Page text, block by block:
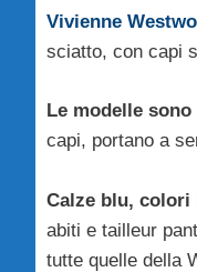
Vivienne
sciatto, con capi
Le modelle
capi, portano a
Calze blu, colori
abiti e tailleur
tutte quelle della